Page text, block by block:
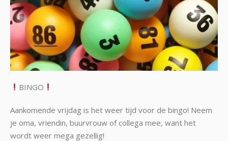
BINGO
Aankomende vrijdag is het weer tijd voor de bingo! Neem
je oma, vriendin, buurvrouw of collega mee, want het
wordt weer mega gezellig!